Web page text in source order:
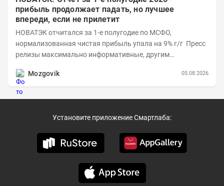
прибыль продолжает падать, но лучшее
впереди, если не прилетит
НОВАТЭК отчитался за 1-е полугодие по МСФО,
нормализованная чистая прибыль упала на 9% г/г Пресс
релизы максимально информативные, другим
Mozgovik
05.08.2026
Установите приложение Смартлаба: